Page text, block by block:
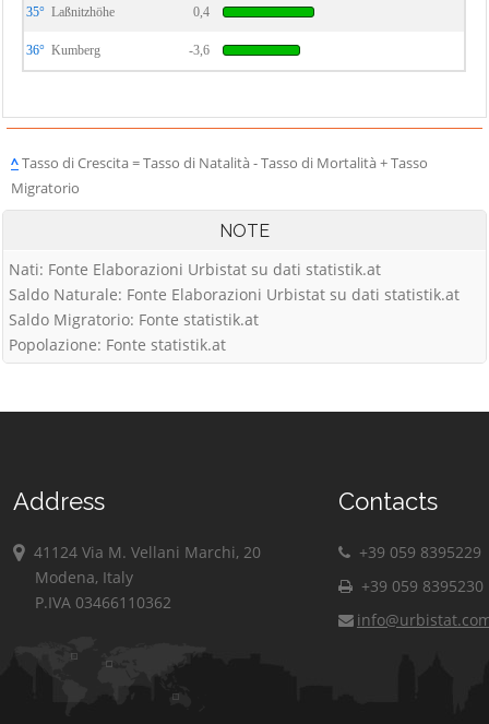
35° Laßnitzhöhe 0,4
36° Kumberg -3,6
^Tasso di Crescita = Tasso di Natalità - Tasso di Mortalità + Tasso
Migratorio
NOTE
Nati: Fonte Elaborazioni Urbistat su dati statistik.at
Saldo Naturale: Fonte Elaborazioni Urbistat su dati statistik.at
Saldo Migratorio: Fonte statistik.at
Popolazione: Fonte statistik.at
Address
41124 Via M. Vellani Marchi, 20
Modena, Italy
P.IVA 03466110362
Contacts
+39 059 8395229
+39 059 8395230